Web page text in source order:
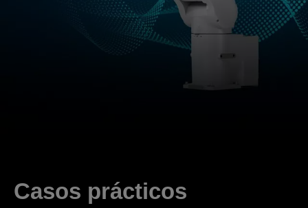
Casos prácticos